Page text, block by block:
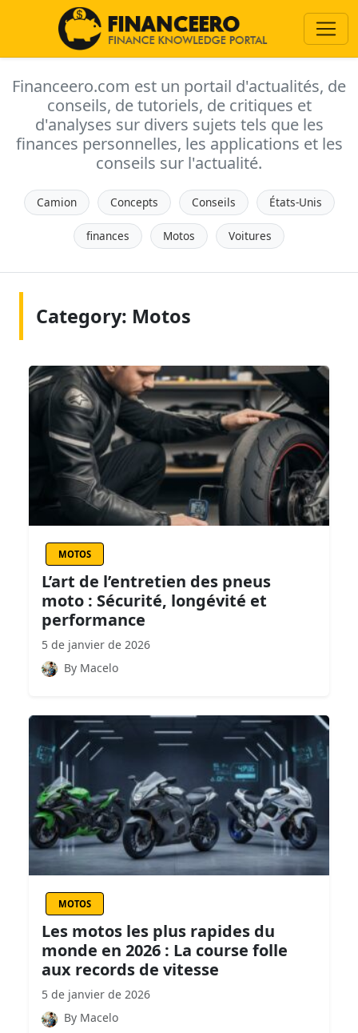
Financeero.com est un portail d'actualités, de
conseils, de tutoriels, de critiques et
d'analyses sur divers sujets tels que les
finances personnelles, les applications et les
conseils sur l'actualité.
Camion Concepts Conseils États-Unis
finances Motos Voitures
Category: Motos
MOTOS
L’art de l’entretien des pneus
moto : Sécurité, longévité et
performance
5 de janvier de 2026
By Macelo
MOTOS
Les motos les plus rapides du
monde en 2026 : La course folle
aux records de vitesse
5 de janvier de 2026
By Macelo